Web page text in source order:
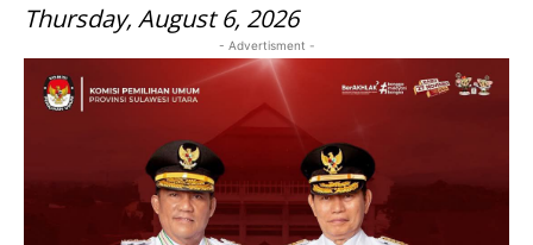
Thursday, August 6, 2026
- Advertisment -